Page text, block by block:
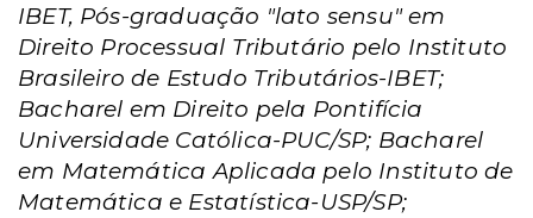
IBET, Pós-graduação "lato sensu" em
Direito Processual Tributário pelo Instituto
Brasileiro de Estudo Tributários-IBET;
Bacharel em Direito pela Pontifícia
Universidade Católica-PUC/SP; Bacharel
em Matemática Aplicada pelo Instituto de
Matemática e Estatística-USP/SP;